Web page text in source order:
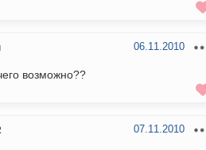
06.11.2010
возможно??
07.11.2010